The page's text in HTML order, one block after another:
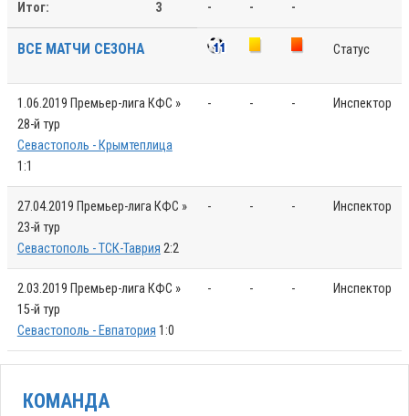
Итог: 3 - - -
ВСЕ МАТЧИ СЕЗОНА Статус
1.06.2019 Премьер-лига КФС »
28-й тур
Севастополь - Крымтеплица
1:1
- - - Инспектор
27.04.2019 Премьер-лига КФС »
23-й тур
Севастополь - ТСК-Таврия 2:2
- - - Инспектор
2.03.2019 Премьер-лига КФС »
15-й тур
Севастополь - Евпатория 1:0
- - - Инспектор
КОМАНДА